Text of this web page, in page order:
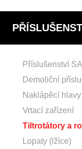
Příslušenství
Demoliční
Naklápěcí hlavy
Vrtací zařízení
Tiltrotátory a
Lopaty (lžíce)